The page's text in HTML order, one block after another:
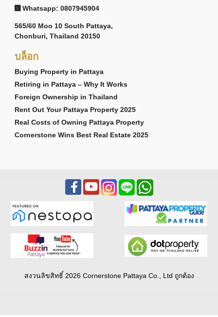
Whatsapp: 0807945904
565/60 Moo 10 South Pattaya,
Chonburi, Thailand 20150
บล็อก
Buying Property in Pattaya
Retiring in Pattaya – Why It Works
Foreign Ownership in Thailand
Rent Out Your Pattaya Property 2025
Real Costs of Owning Pattaya Property
Cornerstone Wins Best Real Estate 2025
สงวนลิขสิทธิ์ 2026 Cornerstone Pattaya Co., Ltd ถูกต้อง